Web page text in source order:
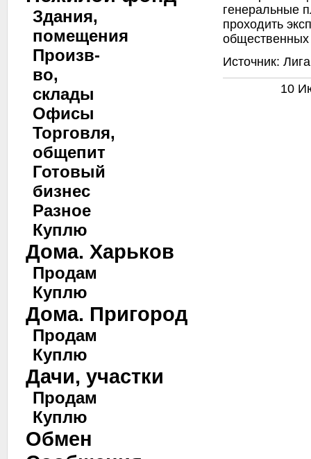
Здания,
помещения
Произв-
во,
склады
Офисы
Торговля,
общепит
Готовый
бизнес
Разное
Куплю
Дома. Харьков
Продам
Куплю
Дома. Пригород
Продам
Куплю
Дачи, участки
Продам
Куплю
Обмен
генеральные
проходить
Источник:
10